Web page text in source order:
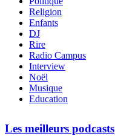
Religion
Enfants
DJ
Rire
Radio Campus
Interview
Noël
Musique
Education
Les meilleurs podcasts